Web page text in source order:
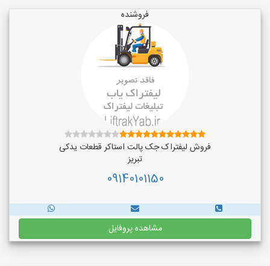
فروشنده
فروش لیفتراک جک پالت استاکر قطعات یدکی
تبریز
09140101150
مشاهده پروفایل